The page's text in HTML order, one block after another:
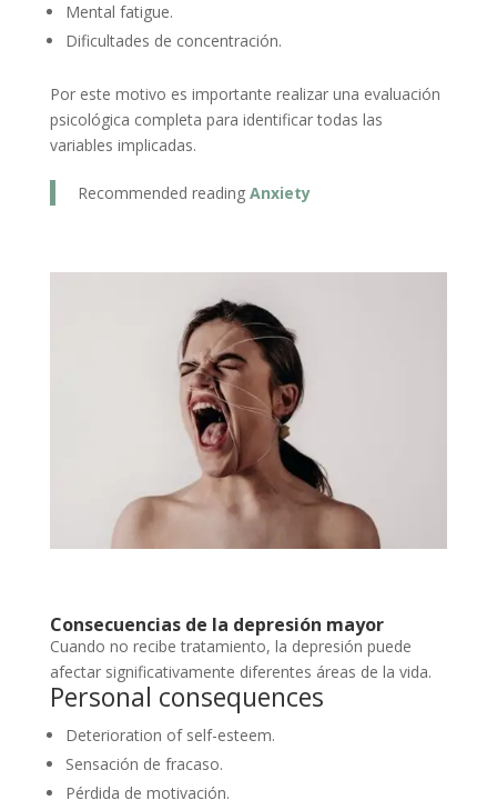
Mental fatigue.
Dificultades de concentración.
Por este motivo es importante realizar una evaluación
psicológica completa para identificar todas las
variables implicadas.
Recommended reading Anxiety
Consecuencias de la depresión mayor
Cuando no recibe tratamiento, la depresión puede
afectar significativamente diferentes áreas de la vida.
Personal consequences
Deterioration of self-esteem.
Sensación de fracaso.
Pérdida de motivación.